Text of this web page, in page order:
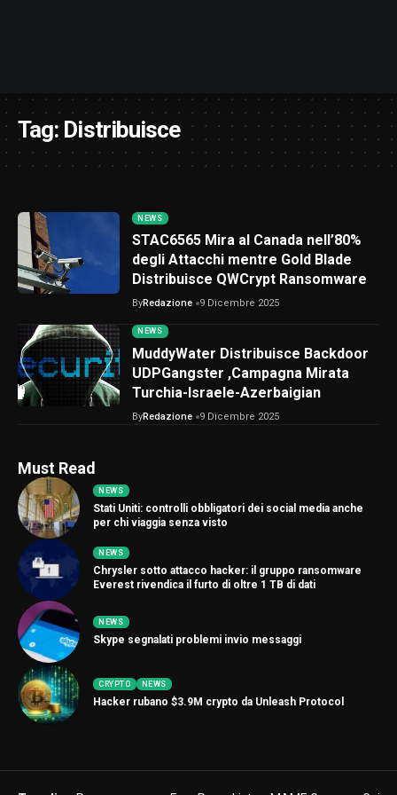
Tag:Distribuisce
NEWS
STAC6565 Mira al Canada nell’80%
degli Attacchi mentre Gold Blade
Distribuisce QWCrypt Ransomware
ByRedazione 9 Dicembre 2025
NEWS
MuddyWater Distribuisce Backdoor
UDPGangster ,Campagna Mirata
Turchia-Israele-Azerbaigian
ByRedazione 9 Dicembre 2025
Must Read
NEWS
Stati Uniti: controlli obbligatori dei social media anche
per chi viaggia senza visto
NEWS
Chrysler sotto attacco hacker: il gruppo ransomware
Everest rivendica il furto di oltre 1 TB di dati
NEWS
Skype segnalati problemi invio messaggi
CRYPTO NEWS
Hacker rubano $3.9M crypto da Unleash Protocol